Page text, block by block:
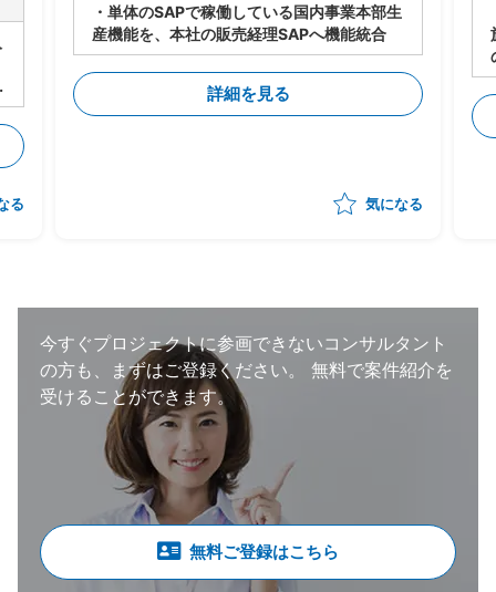
る
・単体のSAPで稼働している国内事業本部生
産機能を、本社の販売経理SAPへ機能統合
詳細を見る
気になる
施 -ア
の
今すぐプロジェクトに参画できないコンサルタント
の方も、まずはご登録ください。
無料で案件紹介を
受けることができます。
無料ご登録はこちら